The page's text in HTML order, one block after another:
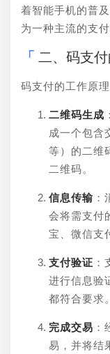
着智能手机的普
为一种主流的支付
二、码支
码支付的工作原
二维码生成
成一个包含
等）的二维
二维码。
信息传输
会将需支付
宝、微信支
支付验证
进行信息验
都符合要求。
完成交易
易，并将结